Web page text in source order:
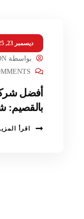
ديسمبر 23, 2025
بواسطة
أفضل
بالقصيم: شركة
اقرأ